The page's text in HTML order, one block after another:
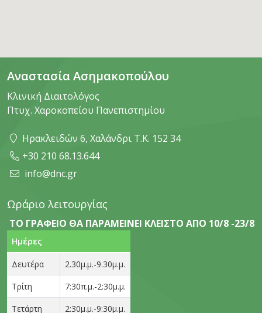
Αναστασία Ασημακοπούλου
Κλινική Διαιτολόγος
Πτυχ. Χαροκοπείου Πανεπιστημίου
Ηρακλειδών 6, Χαλάνδρι Τ.Κ. 152 34
+30 210 68.13.644
info@dnc.gr
Ωράριο λειτουργίας
ΤΟ ΓΡΑΦΕΙΟ ΘΑ ΠΑΡΑΜΕΙΝΕΙ ΚΛΕΙΣΤΟ ΑΠΟ 10/8 -23/8
Ημέρες
Δευτέρα
2.30μ.μ.-9.30μ.μ.
Τρίτη
7:30π.μ.-2:30μ.μ.
Τετάρτη
2:30μ.μ.-9:30μ.μ.